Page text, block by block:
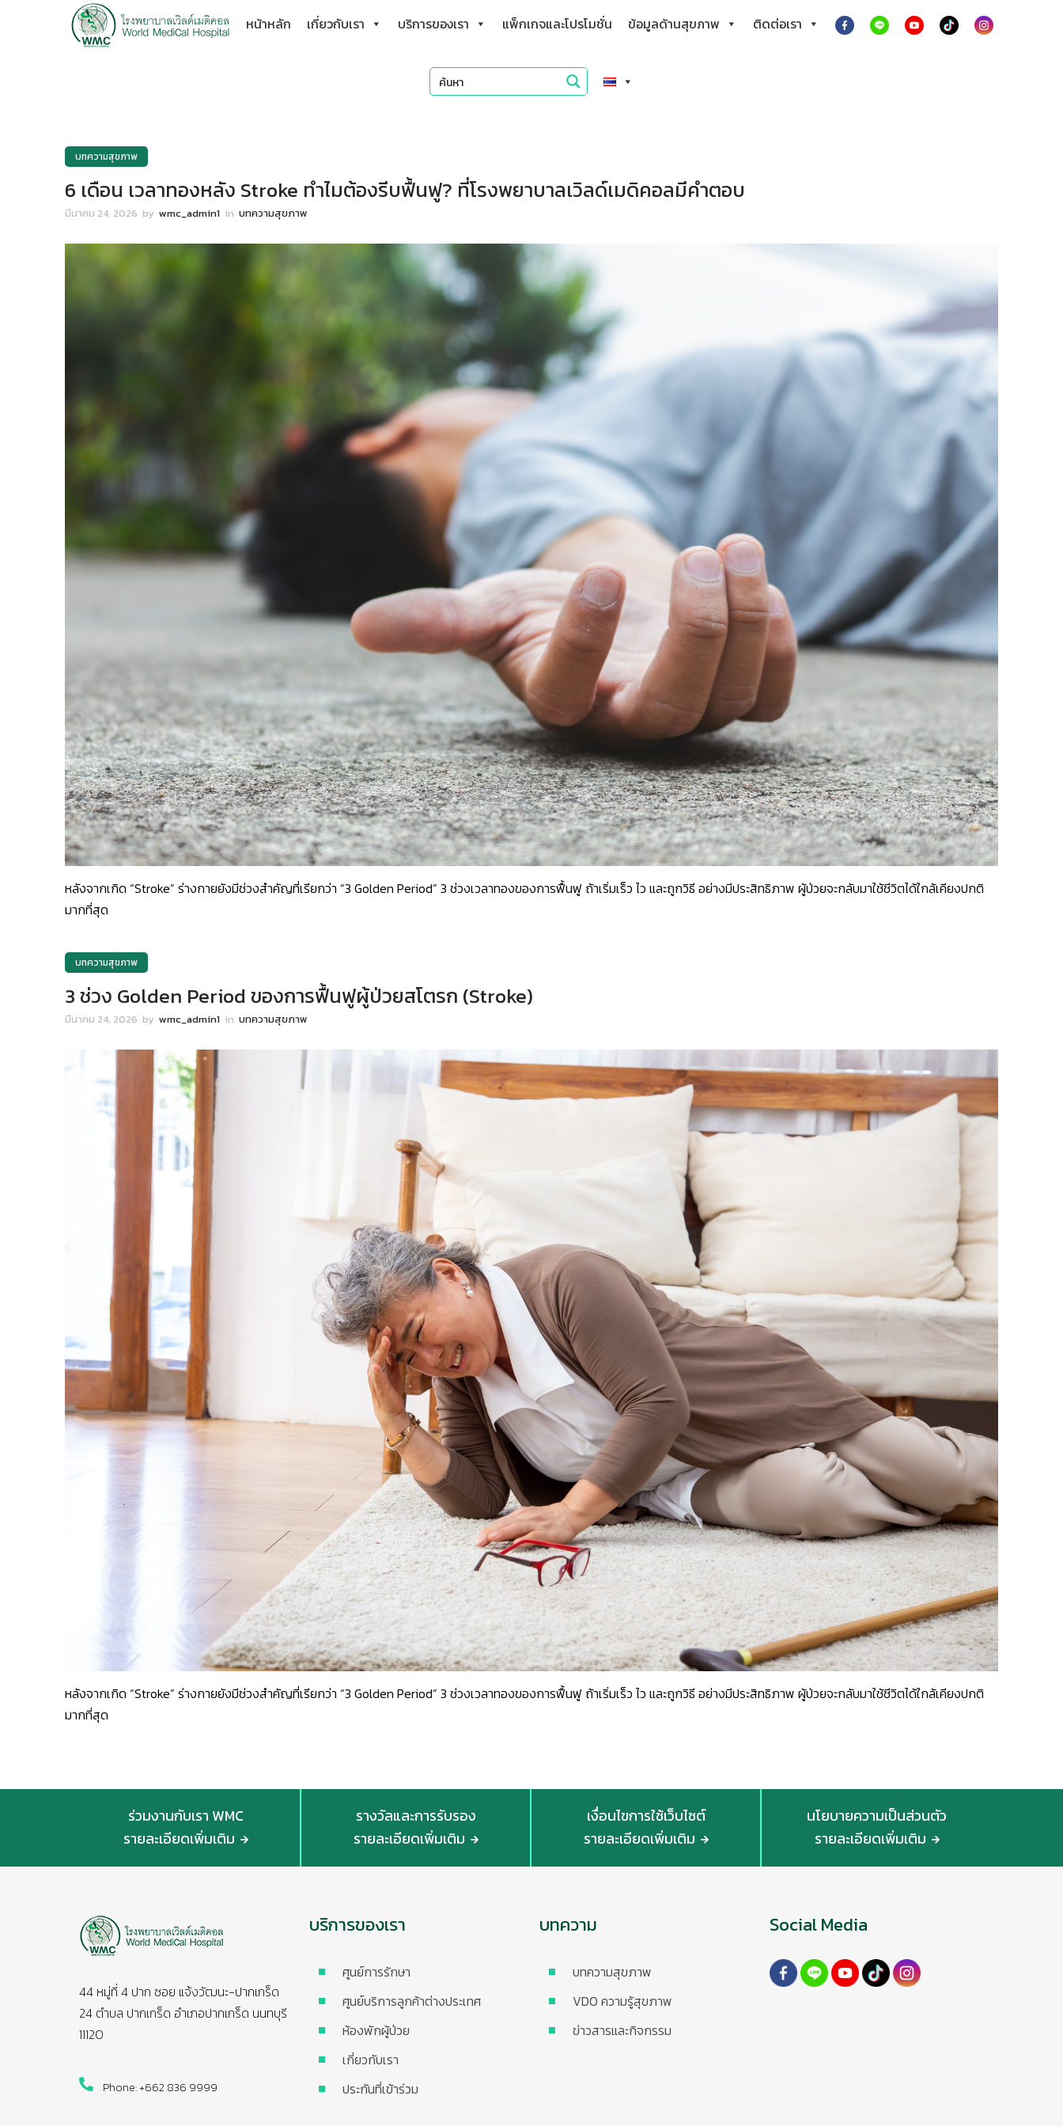
หน้าหลัก เกี่ยวกับเรา บริการของเรา แพ็กเกจและโปรโมชั่น ข้อมูลด้านสุขภาพ ติดต่อเรา
บทความสุขภาพ
6 เดือน เวลาทองหลัง Stroke ทำไมต้องรีบฟื้นฟู? ที่โรงพยาบาลเวิลด์เมดิคอลมีคำตอบ
มีนาคม 24, 2026 by wmc_admin1 in บทความสุขภาพ
หลังจากเกิด “Stroke” ร่างกายยังมีช่วงสำคัญที่เรียกว่า “3 Golden Period” 3 ช่วงเวลาทองของการฟื้นฟู ถ้าเริ่มเร็ว ไว และถูกวิธี อย่างมีประสิทธิภาพ ผู้ป่วยจะกลับมาใช้ชีวิตได้ใกล้เคียงปกติ
มากที่สุด
บทความสุขภาพ
3 ช่วง Golden Period ของการฟื้นฟูผู้ป่วยสโตรก (Stroke)
มีนาคม 24, 2026 by wmc_admin1 in บทความสุขภาพ
หลังจากเกิด “Stroke” ร่างกายยังมีช่วงสำคัญที่เรียกว่า “3 Golden Period” 3 ช่วงเวลาทองของการฟื้นฟู ถ้าเริ่มเร็ว ไว และถูกวิธี อย่างมีประสิทธิภาพ ผู้ป่วยจะกลับมาใช้ชีวิตได้ใกล้เคียงปกติ
มากที่สุด
ร่วมงานกับเรา WMC
รายละเอียดเพิ่มเติม
รางวัลและการรับรอง
รายละเอียดเพิ่มเติม
เงื่อนไขการใช้เว็บไซต์
รายละเอียดเพิ่มเติม
นโยบายความเป็นส่วนตัว
รายละเอียดเพิ่มเติม
44 หมู่ที่ 4 ปาก ซอย แจ้งวัฒนะ-ปากเกร็ด
24 ตำบล ปากเกร็ด อำเภอปากเกร็ด นนทบุรี
11120
Phone: +662 836 9999
บริการของเรา
ศูนย์การรักษา
ศูนย์บริการลูกค้าต่างประเทศ
ห้องพักผู้ป่วย
เกี่ยวกับเรา
ประกันที่เข้าร่วม
บทความ
บทความสุขภาพ
VDO ความรู้สุขภาพ
ข่าวสารและกิจกรรม
Social Media